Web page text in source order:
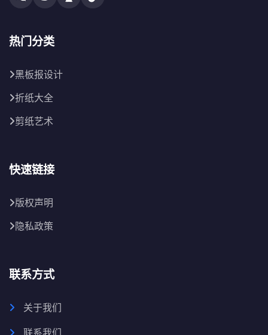
热门分类
黑板报设计
折纸大全
剪纸艺术
快速链接
版权声明
隐私政策
联系方式
关于我们
联系我们